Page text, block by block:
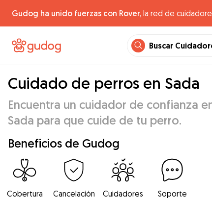
Gudog ha unido fuerzas con Rover, la red de
Buscar
Cuidado de perros en Sada
Encuentra un cuidador de confianza
Sada para que cuide de tu perro.
Beneficios de Gudog
Cobertura
Cancelación
Cuidadores
Soporte